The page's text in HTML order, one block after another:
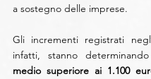
a sostegno delle imprese.
Gli incrementi registrati
infatti, stanno
medio superiore ai 1.100